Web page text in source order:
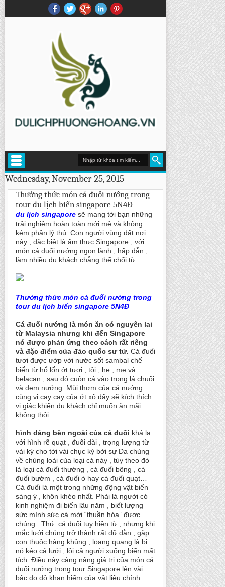
Wednesday, November 25, 2015
Thưởng thức món cá đuối nướng trong
tour du lịch biển singapore 5N4Đ
du lịch singapore sẽ mang tới bạn những
trải nghiệm hoàn toàn mới mẻ và không
kém phần lý thú. Con người vùng đất nơi
này , đặc biệt là ẩm thực Singapore , với
món cá đuối nướng ngon lành , hấp dẫn ,
làm nhiều du khách chẳng thể chối từ.
Thưởng thức món cá đuối nướng trong
tour du lịch biển singapore 5N4Đ
Cá đuối nướng là món ăn có nguyên lai
từ Malaysia nhưng khi đến Singapore
nó được phản ứng theo cách rất riêng
và đặc điểm của đảo quốc sư tử. Cá đuối
tươi được ướp với nước sốt sambal chế
biến từ hổ lốn ớt tươi , tỏi , hẹ , me và
belacan , sau đó cuộn cá vào trong lá chuối
và đem nướng. Mùi thơm của cá nướng
cùng vị cay cay của ớt xô đẩy sẽ kích thích
vị giác khiến du khách chỉ muốn ăn mãi
không thôi.
hình dáng bên ngoài của cá đuối khá lạ
với hình rẽ quạt , đuôi dài , trọng lượng từ
vài ký cho tới vài chục ký bởi sự Đa chủng
về chủng loài của loại cá này , tùy theo đó
là loại cá đuối thường , cá đuối bông , cá
đuối bướm , cá đuối ó hay cá đuối quạt…
Cá đuối là một trong những động vật biển
sáng ý , khôn khéo nhất. Phải là người có
kinh nghiệm đi biển lâu năm , biết lượng
sức mình sức cá mới “thuần hóa” được
chúng. Thứ cá đuối tuy hiền từ , nhưng khi
mắc lưới chúng trở thành rất dữ dằn , gặp
con thuộc hàng khủng , loạng quạng là bị
nó kéo cả lưới , lôi cả người xuống biển mất
tích. Điều này càng nâng giá trị của món cá
đuối nướng trong tour Singapore lên vài
bậc do độ khan hiếm của vật liệu chính